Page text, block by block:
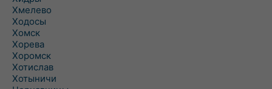
Хмелево
Ходосы
Хомск
Хорева
Хоромск
Хотислав
Хотыничи